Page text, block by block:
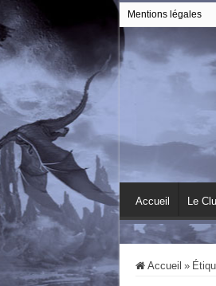
Mentions légales
Accueil Le
Accueil »